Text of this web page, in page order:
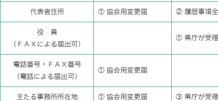
代表者住所 ① 協会用変更届 ② 履歴事項
役 員
（ＦＡＸによる届出可）
① 県庁が受
電話番号・ＦＡＸ番号
（電話による届出可）
① 協会用変更届
主たる事務所所在地
① 協会用変更届
③ 県庁が受